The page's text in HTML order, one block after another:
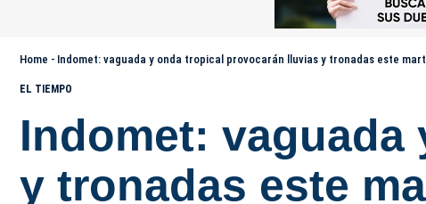
Home - Indomet: vaguada y onda tropical provocarán lluvias y tronadas este
EL TIEMPO
Indomet:
y tronadas este